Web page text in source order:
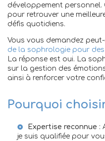
développement
pour retrouver une
défis quotidiens.
Vous vous demandez
de la sophrologie pour
La réponse est oui. La
sur la gestion des
ainsi à renforcer votre
Pourquoi
Expertise reconnue :
je suis qualifiée pour